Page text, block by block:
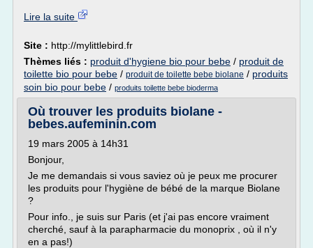
Lire la suite
Site : http://mylittlebird.fr
Thèmes liés : produit d'hygiene bio pour bebe / produit de
toilette bio pour bebe / produit de toilette bebe biolane / produits
soin bio pour bebe / produits toilette bebe bioderma
Où trouver les produits biolane -
bebes.aufeminin.com
19 mars 2005 à 14h31
Bonjour,
Je me demandais si vous saviez où je peux me procurer
les produits pour l'hygiène de bébé de la marque Biolane
?
Pour info., je suis sur Paris (et j'ai pas encore vraiment
cherché, sauf à la parapharmacie du monoprix , où il n'y
en a pas!)